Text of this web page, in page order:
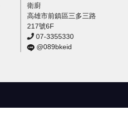
衛廚
高雄市前鎮區三多三路
217號6F
07-3355330
@089bkeid